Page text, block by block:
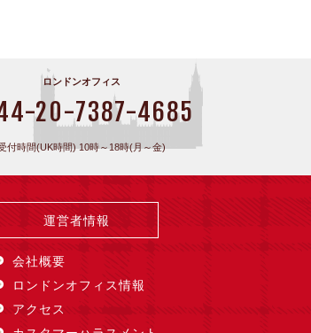
ロンドンオフィス
20-7387-4685
付時間(UK時間) 10時～18時(月～金)
運営者情報
会社概要
ロンドンオフィス情報
アクセス